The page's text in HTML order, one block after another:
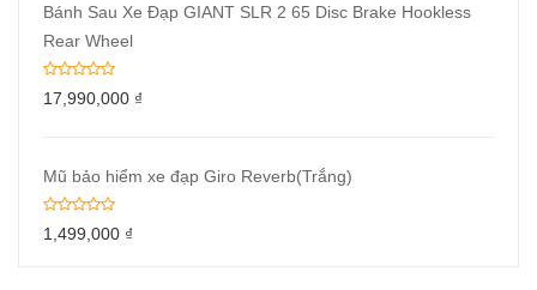
Bánh Sau Xe Đạp GIANT SLR 2 65 Disc Brake Hookless
Rear Wheel
17,990,000 ₫
Mũ bảo hiểm xe đạp Giro Reverb(Trắng)
1,499,000 ₫